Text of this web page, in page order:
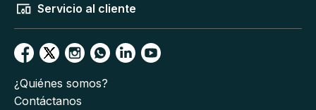
Servicio al cliente
¿Quiénes somos?
Contáctanos